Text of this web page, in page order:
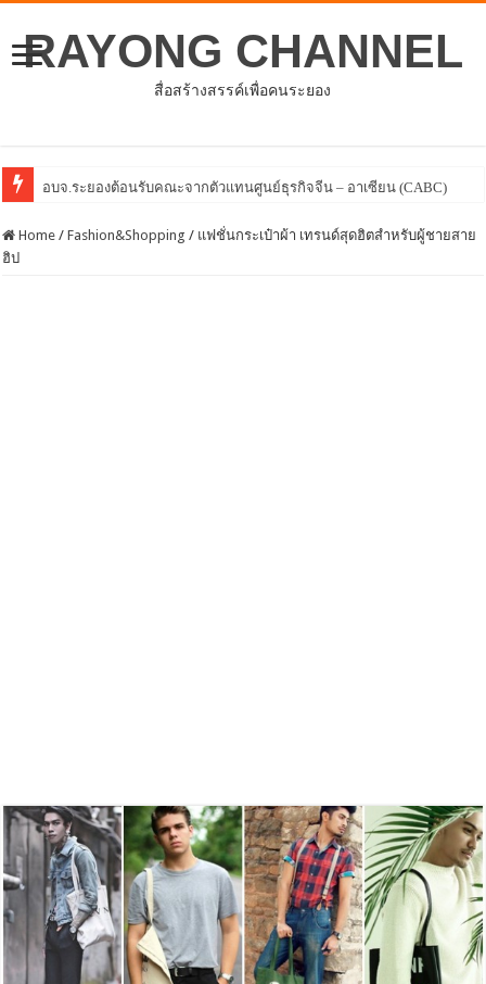
RAYONG CHANNEL
สื่อสร้างสรรค์เพื่อคนระยอง
โครงการพัฒนาศักยภาพบุคลากรด้านการให้บริกา
Home / Fashion&Shopping / แฟชั่นกระเป๋าผ้า เทรนด์สุดฮิตสำหรับผู้ชายสาย
ฮิป